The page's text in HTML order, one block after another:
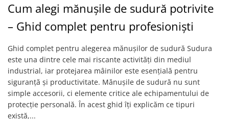
Dispozitive de salvare
Servicii verificare echipamente
ARTICOLE TEHNICE SI PRIM AJUTOR
DETECTIE SI SEMNALIZARE
UNICĂ FOLOSINȚĂ
Mănuși Unică Folosință
Mânecuțe | Cotiere Unică
Folosință
Cum alegi mănușile de sudură potrivite
– Ghid complet pentru profesioniști
Ghid complet pentru alegerea mănușilor de sudură Sudura
este una dintre cele mai riscante activități din mediul
industrial, iar protejarea mâinilor este esențială pentru
siguranță și productivitate. Mănușile de sudură nu sunt
simple accesorii, ci elemente critice ale echipamentului de
protecție personală. În acest ghid îți explicăm ce tipuri
există,...